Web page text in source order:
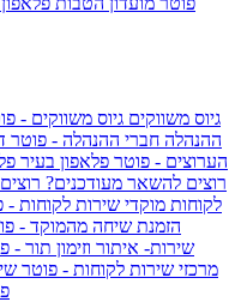
גיוס משווקים גיוס משווקים -
ההנהלה חברי ההנהלה - פוטר
הערוצים - פוטר פלאפון בעיר
רוצים להשאר מעודכנים?
לקוחות מוקדי שירות לקוחות -
הזמנת שיחה מהמוקד -
שירות- איתור וזימון תור -
מרכזי שירות לקוחות - פוטר